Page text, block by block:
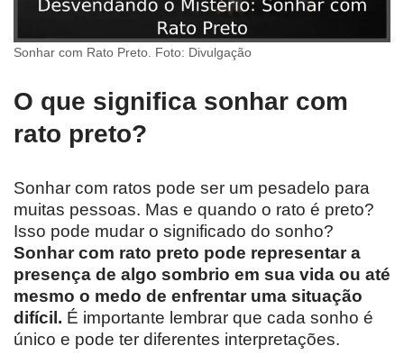
Sonhar com Rato Preto. Foto: Divulgação
O que significa sonhar com
rato preto?
Sonhar com ratos pode ser um pesadelo para
muitas pessoas. Mas e quando o rato é preto?
Isso pode mudar o significado do sonho?
Sonhar com rato preto pode representar a
presença de algo sombrio em sua vida ou até
mesmo o medo de enfrentar uma situação
difícil. É importante lembrar que cada sonho é
único e pode ter diferentes interpretações.